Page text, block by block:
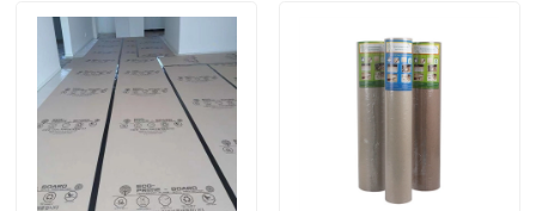
Водоустойчивые справляясь листы
Временное защитное покрытие пола